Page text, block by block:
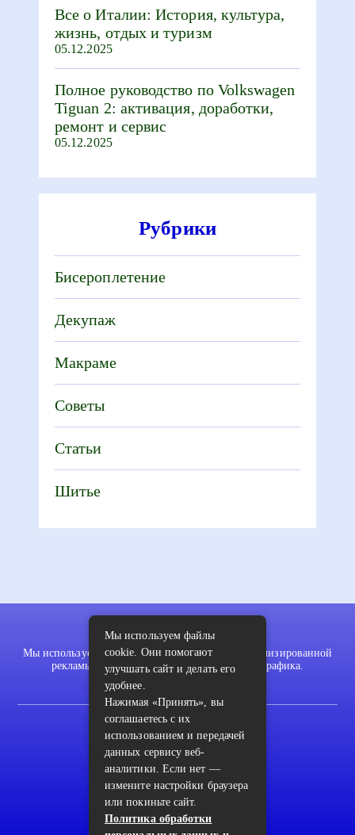
Все о Италии: История, культура,
жизнь, отдых и туризм
05.12.2025
Полное руководство по Volkswagen
Tiguan 2: активация, доработки,
ремонт и сервис
05.12.2025
Рубрики
Бисероплетение
Декупаж
Макраме
Советы
Статьи
Шитье
Мы используем файлы cookie для показа персонализированной
рекламы и/или контента и анализа нашего трафика.
Карта сайта
Пользовательское соглашение
Архив
Мы используем файлы
cookie. Они помогают
улучшать сайт и делать его
удобнее.
Нажимая «Принять», вы
соглашаетесь с их
использованием и передачей
данных сервису веб-
аналитики. Если нет —
измените настройки браузера
или покиньте сайт.
Политика обработки